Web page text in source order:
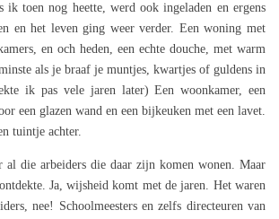
ik toen nog heette, werd ook ingeladen en ergens
en het leven ging weer verder. Een woning met
en och heden, een echte douche, met warm
als je braaf je muntjes, kwartjes of guldens in
ik pas vele jaren later) Een woonkamer, een
een glazen wand en een bijkeuken met een lavet.
tuintje achter.
al die arbeiders die daar zijn komen wonen. Maar
Ja, wijsheid komt met de jaren. Het waren
nee! Schoolmeesters en zelfs directeuren van